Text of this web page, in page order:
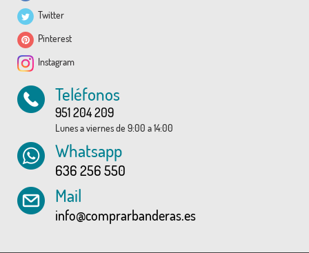
Twitter
Pinterest
Instagram
Teléfonos
951 204 209
Lunes a viernes de 9:00 a 14:00
Whatsapp
636 256 550
Mail
info@comprarbanderas.es